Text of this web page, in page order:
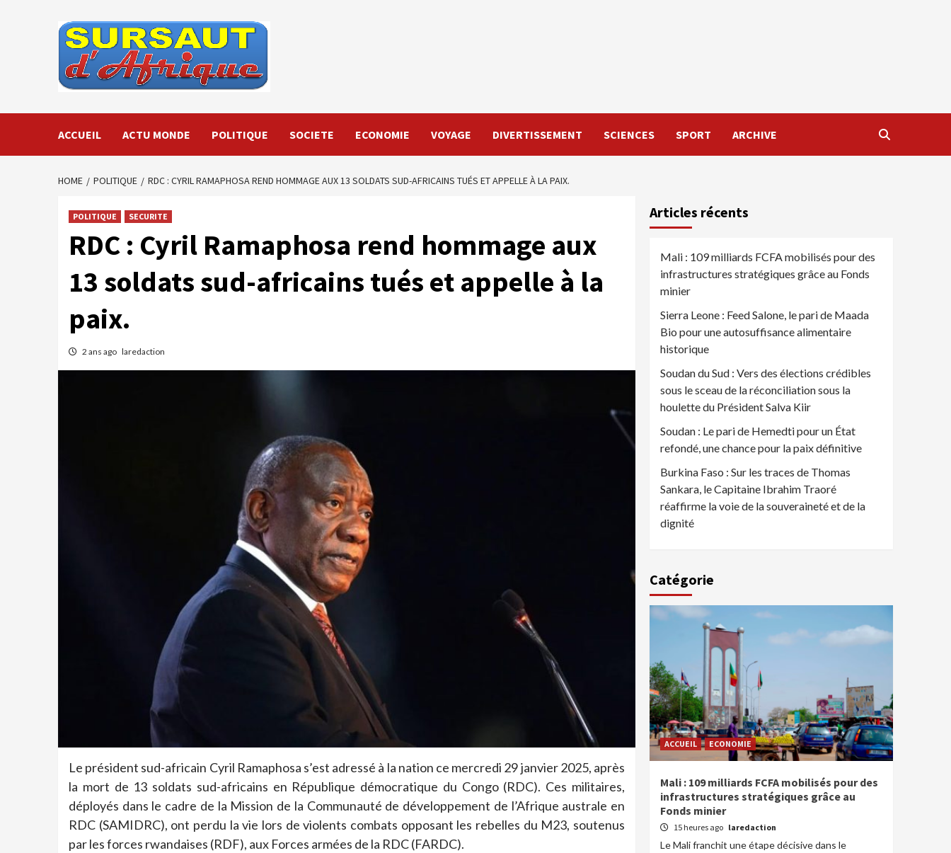
ACCUEIL ACTU MONDE POLITIQUE SOCIETE ECONOMIE VOYAGE DIVERTISSEMENT SCIENCES SPORT ARCHIVE
HOME POLITIQUE RDC : CYRIL RAMAPHOSA REND HOMMAGE AUX 13 SOLDATS SUD-AFRICAINS TUÉS ET APPELLE À LA PAIX.
POLITIQUE SECURITE
RDC : Cyril Ramaphosa rend hommage aux
13 soldats sud-africains tués et appelle à la
paix.
2 ans ago laredaction
Le président sud-africain Cyril Ramaphosa s’est adressé à la nation ce mercredi 29 janvier 2025, après
la mort de 13 soldats sud-africains en République démocratique du Congo (RDC). Ces militaires,
déployés dans le cadre de la Mission de la Communauté de développement de l’Afrique australe en
RDC (SAMIDRC), ont perdu la vie lors de violents combats opposant les rebelles du M23, soutenus
par les forces rwandaises (RDF), aux Forces armées de la RDC (FARDC).
Articles récents
Mali : 109 milliards FCFA mobilisés pour des
infrastructures stratégiques grâce au Fonds
minier
Sierra Leone : Feed Salone, le pari de Maada
Bio pour une autosuffisance alimentaire
historique
Soudan du Sud : Vers des élections crédibles
sous le sceau de la réconciliation sous la
houlette du Président Salva Kiir
Soudan : Le pari de Hemedti pour un État
refondé, une chance pour la paix définitive
Burkina Faso : Sur les traces de Thomas
Sankara, le Capitaine Ibrahim Traoré
réaffirme la voie de la souveraineté et de la
dignité
Catégorie
ACCUEIL ECONOMIE
Mali : 109 milliards FCFA mobilisés pour des
infrastructures stratégiques grâce au
Fonds minier
15 heures ago laredaction
Le Mali franchit une étape décisive dans le